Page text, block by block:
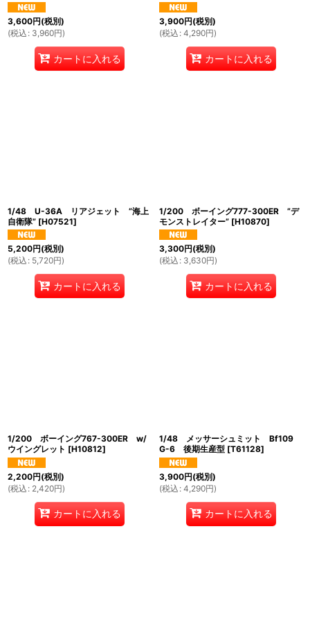
3,600円(税別)
(税込 : 3,960円)
カートに入れる
3,900円(税別)
(税込 : 4,290円)
カートに入れる
1/48 U-36A リアジェット ”海上
自衛隊” [H07521]
5,200円(税別)
(税込 : 5,720円)
カートに入れる
1/200 ボーイング777-300ER ”デ
モンストレイター” [H10870]
3,300円(税別)
(税込 : 3,630円)
カートに入れる
1/200 ボーイング767-300ER w/
ウイングレット [H10812]
2,200円(税別)
(税込 : 2,420円)
カートに入れる
1/48 メッサーシュミット Bf109
G-6 後期生産型 [T61128]
3,900円(税別)
(税込 : 4,290円)
カートに入れる